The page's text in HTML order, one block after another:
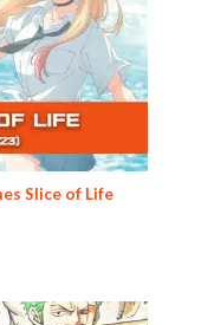
Slice of Life